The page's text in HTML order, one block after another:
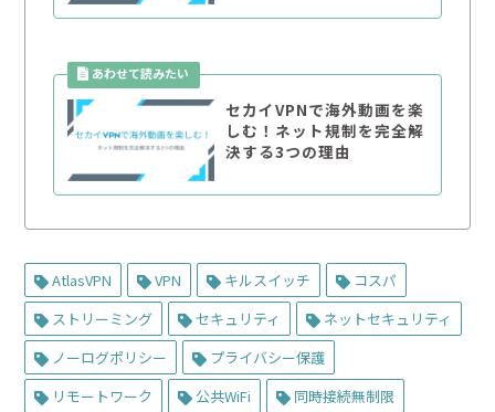
セカイVPNで海外動画を楽
しむ！ネット規制を完全解
決する3つの理由
AtlasVPN VPN キルスイッチ
コスパ
ストリーミング
セキュリティ
ネットセキュリティ
ノーログポリシー
プライバシー保護
リモートワーク
公共WiFi 同時接続無制限